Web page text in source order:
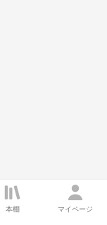
本棚 マイページ